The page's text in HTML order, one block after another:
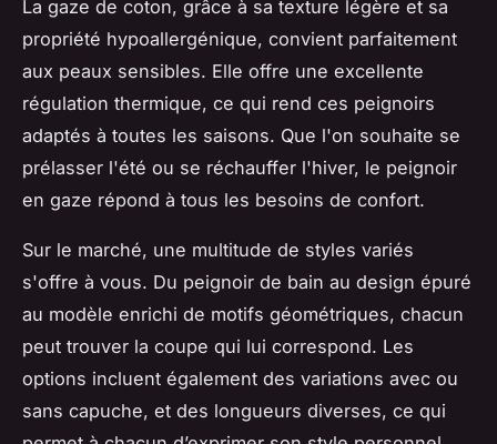
La gaze de coton, grâce à sa texture légère et sa
propriété hypoallergénique, convient parfaitement
aux peaux sensibles. Elle offre une excellente
régulation thermique, ce qui rend ces peignoirs
adaptés à toutes les saisons. Que l'on souhaite se
prélasser l'été ou se réchauffer l'hiver, le peignoir
en gaze répond à tous les besoins de confort.
Sur le marché, une multitude de styles variés
s'offre à vous. Du peignoir de bain au design épuré
au modèle enrichi de motifs géométriques, chacun
peut trouver la coupe qui lui correspond. Les
options incluent également des variations avec ou
sans capuche, et des longueurs diverses, ce qui